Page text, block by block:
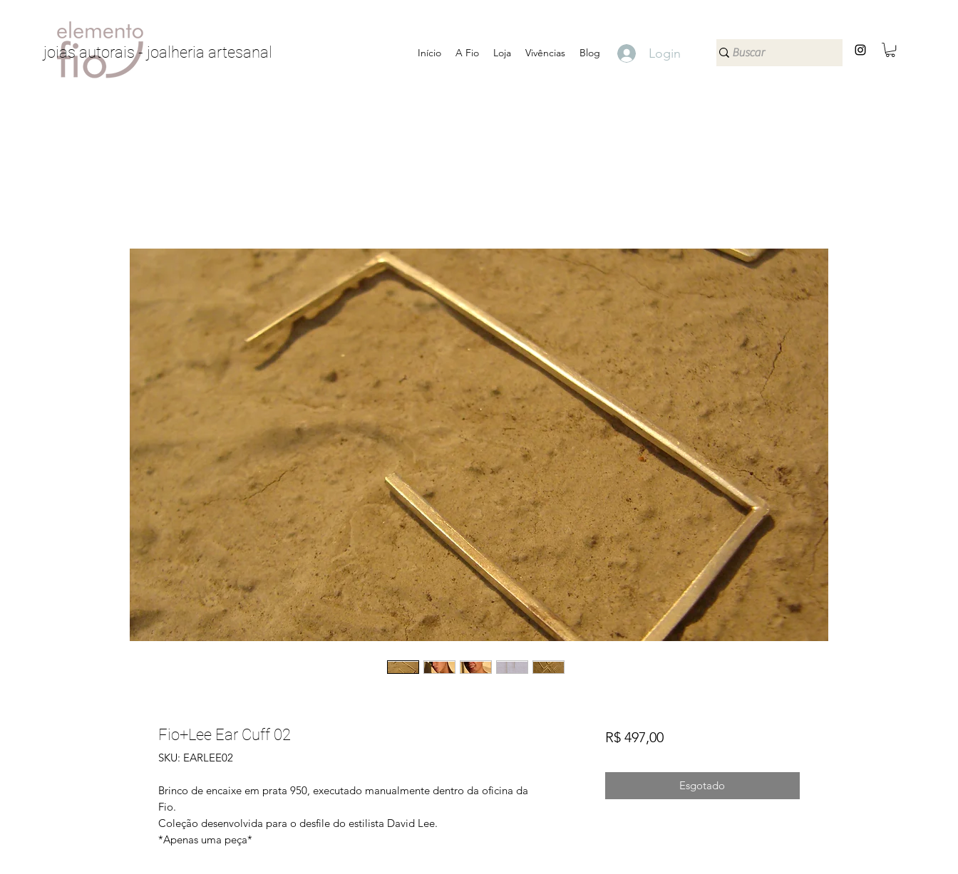
joias autorais - joalheria artesanal Início A Fio Loja Vivências Blog Login
Fio+Lee Ear Cuff 02
SKU: EARLEE02
Brinco de encaixe em prata 950, executado manualmente dentro da oficina da
Fio.
Coleção desenvolvida para o desfile do estilista David Lee.
*Apenas uma peça*
R$ 497,00Preço
Esgotado